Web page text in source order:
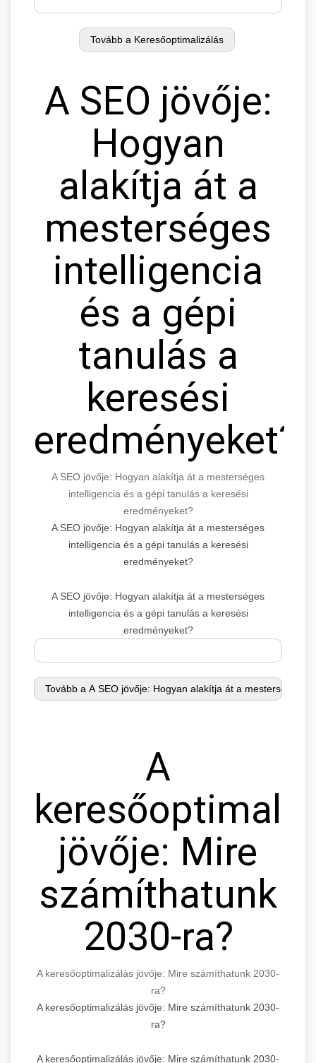
A SEO jövője:
Hogyan
alakítja át a
mesterséges
intelligencia
és a gépi
tanulás a
keresési
eredményeket?
A SEO jövője: Hogyan alakítja át a mesterséges
intelligencia és a gépi tanulás a keresési
eredményeket?
A SEO jövője: Hogyan alakítja át a mesterséges
intelligencia és a gépi tanulás a keresési
eredményeket?
A SEO jövője: Hogyan alakítja át a mesterséges
intelligencia és a gépi tanulás a keresési
eredményeket?
A
jövője: Mire
számíthatunk
2030-ra?
A keresőoptimalizálás jövője: Mire számíthatunk 2030-
ra?
A keresőoptimalizálás jövője: Mire számíthatunk 2030-
ra?
A keresőoptimalizálás jövője: Mire számíthatunk 2030-